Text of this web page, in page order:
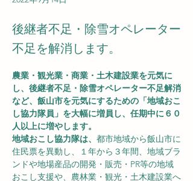
後継者不足・除雪オペレーター
不足を解消します。
農業・観光業・商業・土木建設業を元気に
し、後継者不足・除雪オペレーター不足解消
など、飯山市を元気にするための「地域おこ
し協力隊員」を大幅に増員し、任期中に６０
人以上に増やします。
地域おこし協力隊は、 都市地域から飯山市に
住民票を異動し、１年から３年間、地域ブラ
ンドや地場産品の開発・販売・PR等の地域
おこし支援や、農林業・観光・土木建設業へ